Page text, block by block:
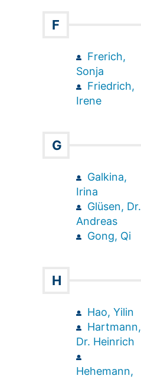
F
Frerich,
Sonja
Friedrich,
Irene
G
Galkina,
Irina
Glüsen, Dr.
Andreas
Gong, Qi
H
Hao, Yilin
Hartmann,
Dr. Heinrich
Hehemann,